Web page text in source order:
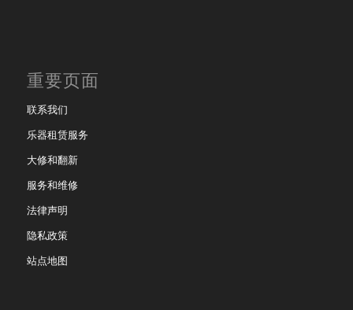
重要页面
联系我们
乐器租赁服务
大修和翻新
服务和维修
法律声明
隐私政策
站点地图